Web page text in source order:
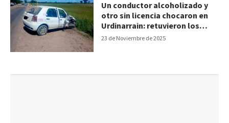
23 de Noviembre de 2025
Un conductor alcoholizado y
otro sin licencia chocaron en
Urdinarrain: retuvieron los
vehículos